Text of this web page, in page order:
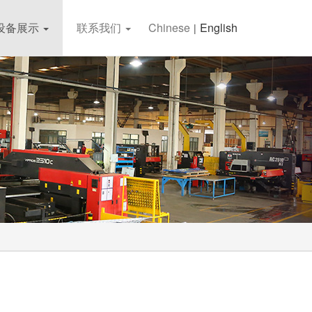
备展示 联系我们 Chinese | English